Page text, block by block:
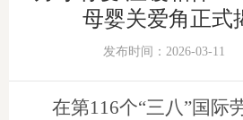
母婴关爱角正式
发布时间：2026-03-11
在第116个“三八”国际